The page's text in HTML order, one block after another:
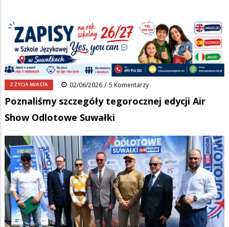
Ścieżka
nawigacyjna
Strona główna/Wiadomości /Z życia miasta/
Poznaliśmy szczegóły tegorocznej edycji Air Show Odlotowe Suwałki
Facebook PinterestTumblr
0 Reddit Share
Z ŻYCIA MIASTA 02/06/2026 / 5 Komentarzy
Poznaliśmy szczegóły tegorocznej edycji Air
Show Odlotowe Suwałki